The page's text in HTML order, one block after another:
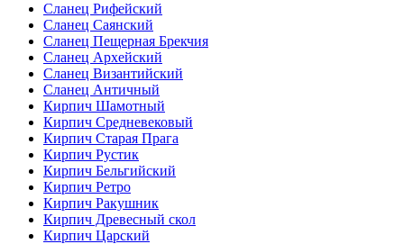
Сланец Рифейский
Сланец Саянский
Сланец Пещерная Брекчия
Сланец Архейский
Сланец Византийский
Сланец Античный
Кирпич Шамотный
Кирпич Средневековый
Кирпич Старая Прага
Кирпич Рустик
Кирпич Бельгийский
Кирпич Ретро
Кирпич Ракушник
Кирпич Древесный скол
Кирпич Царский